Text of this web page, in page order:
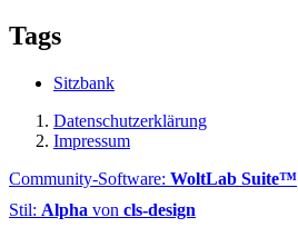
Tags
Sitzbank
Datenschutzerklärung
Impressum
Community-Software: WoltLab Suite™
Stil: Alpha von cls-design